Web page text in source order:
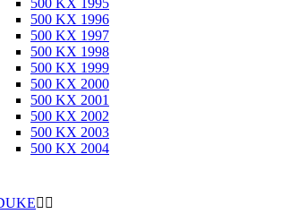
500 KX 1995
500 KX 1996
500 KX 1997
500 KX 1998
500 KX 1999
500 KX 2000
500 KX 2001
500 KX 2002
500 KX 2003
500 KX 2004
 